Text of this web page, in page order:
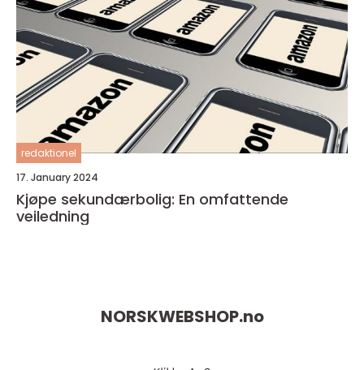
redaktionel
17. January 2024
Kjøpe sekundærbolig: En omfattende
veiledning
NORSKWEBSHOP.no